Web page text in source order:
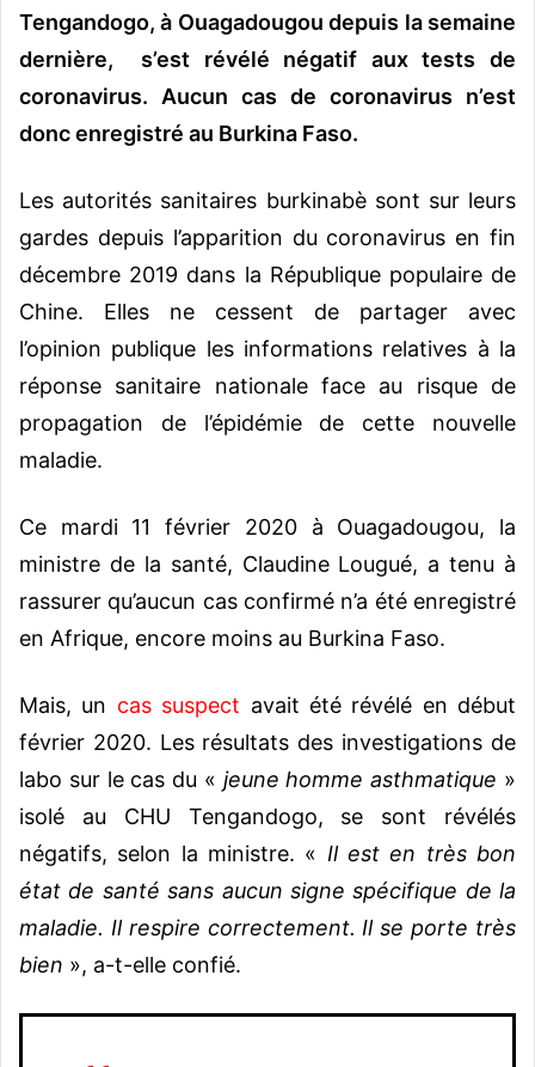
Tengandogo, à Ouagadougou depuis la semaine
dernière, s’est révélé négatif aux tests de
coronavirus. Aucun cas de coronavirus n’est
donc enregistré au Burkina Faso.
Les autorités sanitaires burkinabè sont sur leurs
gardes depuis l’apparition du coronavirus en fin
décembre 2019 dans la République populaire de
Chine. Elles ne cessent de partager avec
l’opinion publique les informations relatives à la
réponse sanitaire nationale face au risque de
propagation de l’épidémie de cette nouvelle
maladie.
Ce mardi 11 février 2020 à Ouagadougou, la
ministre de la santé, Claudine Lougué, a tenu à
rassurer qu’aucun cas confirmé n’a été enregistré
en Afrique, encore moins au Burkina Faso.
Mais, un cas suspect avait été révélé en début
février 2020. Les résultats des investigations de
labo sur le cas du « jeune homme asthmatique »
isolé au CHU Tengandogo, se sont révélés
négatifs, selon la ministre. « Il est en très bon
état de santé sans aucun signe spécifique de la
maladie. Il respire correctement. Il se porte très
bien », a-t-elle confié.